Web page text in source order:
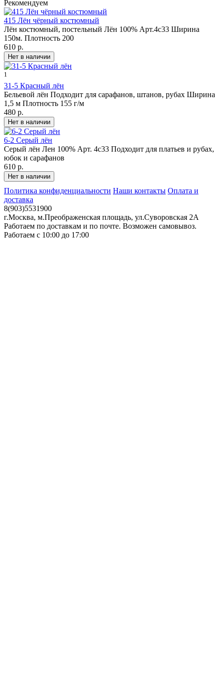
Рекомендуем
415 Лён чёрный костюмный
Лён костюмный, постельный Лён 100% Арт.4с33 Ширина
150м. Плотность 200
610 р.
1
31-5 Красный лён
Бельевой лён Подходит для сарафанов, штанов, рубах Ширина
1,5 м Плотность 155 г/м
480 р.
6-2 Серый лён
Серый лён Лен 100% Арт. 4с33 Подходит для платьев и рубах,
юбок и сарафанов
610 р.
Политика конфиденциальности Наши контакты Оплата и
доставка
8(903)5531900
г.Москва, м.Преображенская площадь, ул.Суворовская 2А
Работаем по доставкам и по почте. Возможен самовывоз.
Работаем с 10:00 до 17:00